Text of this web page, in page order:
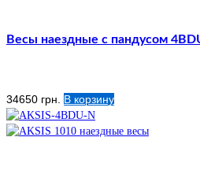
Весы наездные с пандусом
34650 грн. В корзину